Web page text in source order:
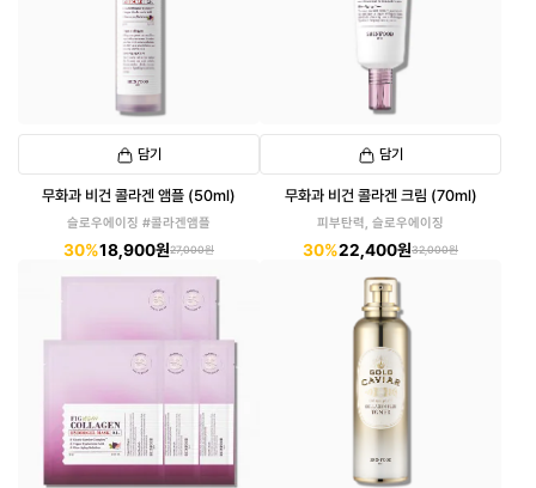
담기
무화과 비건 콜라겐 앰플 (50ml)
슬로우에이징 #콜라겐앰플
30%18,900원27,000원
담기
무화과 비건 콜라겐 크림 (70ml)
피부탄력, 슬로우에이징
30%22,400원32,000원